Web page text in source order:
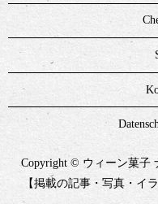
Copyright © ウィーン菓子
【掲載の記事・写真・イ